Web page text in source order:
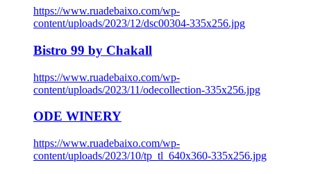
https://www.ruadebaixo.com/wp-
content/uploads/2023/12/dsc00304-335x256.jpg
Bistro 99 by Chakall
https://www.ruadebaixo.com/wp-
content/uploads/2023/11/odecollection-335x256.jpg
ODE WINERY
https://www.ruadebaixo.com/wp-
content/uploads/2023/10/tp_tl_640x360-335x256.jpg